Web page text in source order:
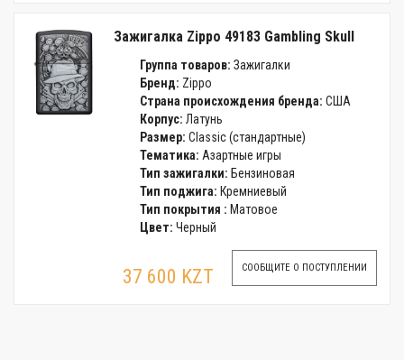
Зажигалка Zippo 49183 Gambling Skull
Группа товаров: Зажигалки
Бренд: Zippo
Страна происхождения бренда: США
Корпус: Латунь
Размер: Classic (стандартные)
Тематика: Азартные игры
Тип зажигалки: Бензиновая
Тип поджига: Кремниевый
Тип покрытия : Матовое
Цвет: Черный
37 600 KZT СООБЩИТЕ О ПОСТУПЛЕНИИ